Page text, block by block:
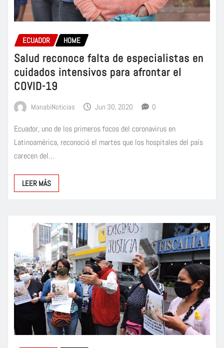
ECUADOR HOME
Salud reconoce falta de especialistas en
cuidados intensivos para afrontar el
COVID-19
ManabiNoticias Jun 30, 2020 0
Ecuador, uno de los primeros focos del coronavirus en
Latinoamérica, reconoció el martes que los hospitales del país
carecen del…
LEER MÁS